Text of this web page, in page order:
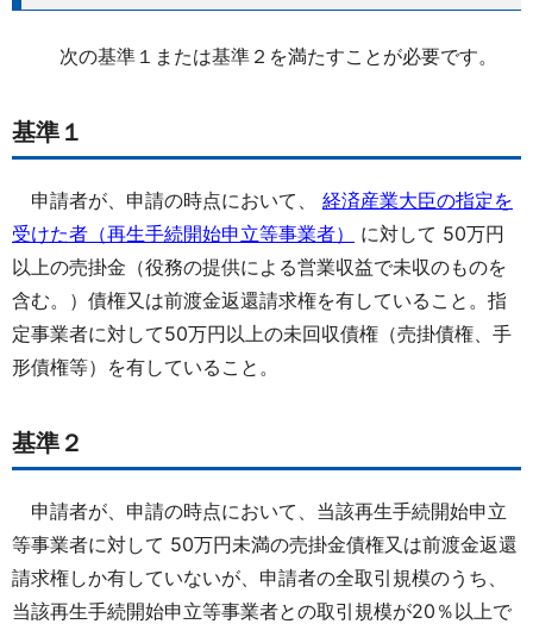
次の基準１または基準２を満たすことが必要です。
基準１
申請者が、申請の時点において、 経済産業大臣の指定を
受けた者（再生手続開始申立等事業者）
に対して 50万円
以上の売掛金（役務の提供による営業収益で未収のものを
含む。）債権又は前渡金返還請求権を有していること。指
定事業者に対して50万円以上の未回収債権（売掛債権、手
形債権等）を有していること。
基準２
申請者が、申請の時点において、当該再生手続開始申立
等事業者に対して 50万円未満の売掛金債権又は前渡金返還
請求権しか有していないが、申請者の全取引規模のうち、
当該再生手続開始申立等事業者との取引規模が20％以上で